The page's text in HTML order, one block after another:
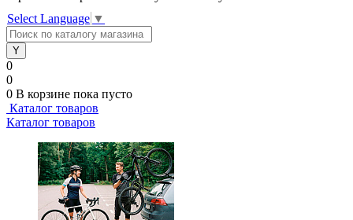
Select Language ▼
0
0
0 В корзине пока пусто
Каталог товаров
Каталог товаров